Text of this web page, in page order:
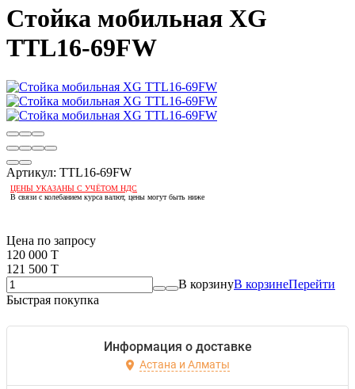
Стойка мобильная XG
TTL16-69FW
Артикул: TTL16-69FW
ЦЕНЫ УКАЗАНЫ С УЧЁТОМ НДС
В связи с колебанием курса валют, цены могут быть ниже
Цена по запросу
120 000 T
121 500 T
В корзинуВ корзинеПерейти
Быстрая покупка
Информация о доставке
Астана и Алматы